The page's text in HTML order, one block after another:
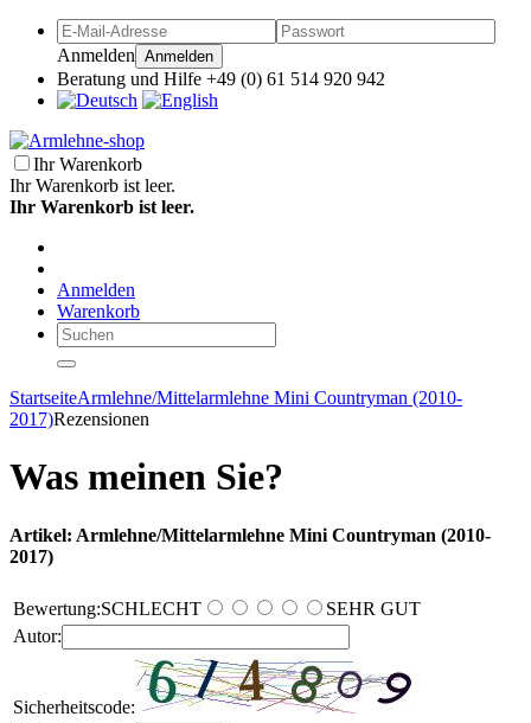
Anmelden Anmelden
Beratung und Hilfe +49 (0) 61 514 920 942
Ihr Warenkorb
Ihr Warenkorb ist leer.
Ihr Warenkorb ist leer.
Anmelden
Warenkorb
StartseiteArmlehne/Mittelarmlehne Mini Countryman (2010-
2017)Rezensionen
Was meinen Sie?
Artikel: Armlehne/Mittelarmlehne Mini Countryman (2010-
2017)
Bewertung:SCHLECHT
SEHR GUT
Autor:
Sicherheitscode: